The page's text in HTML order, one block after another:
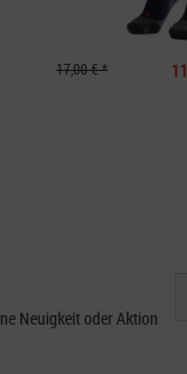
17,00 € *
Neuigkeit oder Aktion